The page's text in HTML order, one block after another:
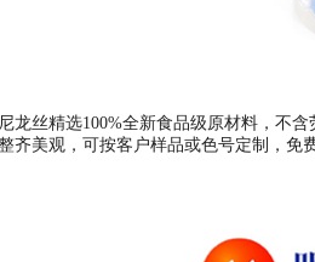
丝精选100%全新食品级原材料，不含
齐美观，可按客户样品或色号定制，免